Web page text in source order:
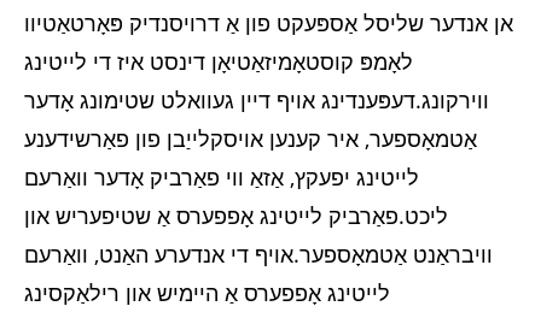
אן אנדער שליסל אַספּעקט פון אַ דרויסנדיק פּאָרטאַטיוו
לאָמפּ קוסטאָמיזאַטיאָן דינסט איז די לייטינג
ווירקונג.דעפּענדינג אויף דיין געוואלט שטימונג אָדער
אַטמאָספער, איר קענען אויסקלייַבן פון פאַרשידענע
לייטינג יפעקץ, אַזאַ ווי פאַרביק אָדער וואַרעם
ליכט.פאַרביק לייטינג אָפפערס אַ שטיפעריש און
וויבראַנט אַטמאָספער.אויף די אנדערע האַנט, וואַרעם
לייטינג אָפפערס אַ היימיש און רילאַקסינג